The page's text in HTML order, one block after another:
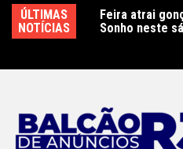
para
ÚLTIMAS
NOTÍCIAS
é controlado
Feira atrai
Sonho neste